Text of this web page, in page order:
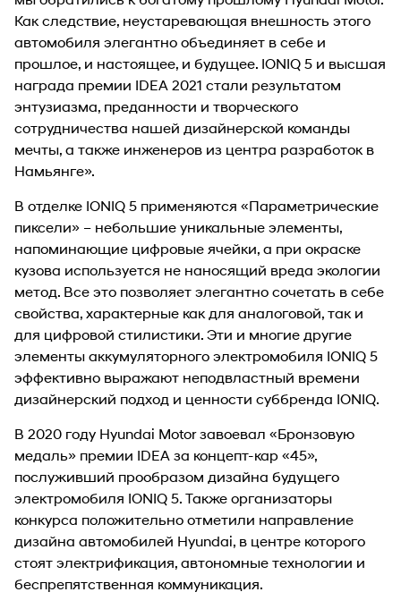
Как следствие, неустаревающая внешность этого
автомобиля элегантно объединяет в себе и
прошлое, и настоящее, и будущее. IONIQ 5 и высшая
награда премии IDEA 2021 стали результатом
энтузиазма, преданности и творческого
сотрудничества нашей дизайнерской команды
мечты, а также инженеров из центра разработок в
Намьянге».
В отделке IONIQ 5 применяются «Параметрические
пиксели» – небольшие уникальные элементы,
напоминающие цифровые ячейки, а при окраске
кузова используется не наносящий вреда экологии
метод. Все это позволяет элегантно сочетать в себе
свойства, характерные как для аналоговой, так и
для цифровой стилистики. Эти и многие другие
элементы аккумуляторного электромобиля IONIQ 5
эффективно выражают неподвластный времени
дизайнерский подход и ценности суббренда IONIQ.
В 2020 году Hyundai Motor завоевал «Бронзовую
медаль» премии IDEA за концепт-кар «45»,
послуживший прообразом дизайна будущего
электромобиля IONIQ 5. Также организаторы
конкурса положительно отметили направление
дизайна автомобилей Hyundai, в центре которого
стоят электрификация, автономные технологии и
беспрепятственная коммуникация.